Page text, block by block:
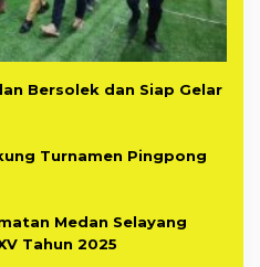
Bersolek dan Siap Gelar
Turnamen Pingpong
Medan Selayang
Tahun 2025